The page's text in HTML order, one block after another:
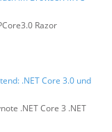
Razor
.NET Core 3.0 und
.NET Core 3 .NET